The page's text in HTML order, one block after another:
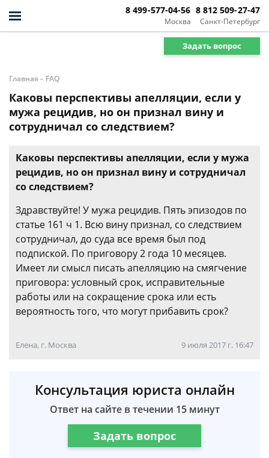
Москва
8 499-577-04-56
Санкт-Петербург
8 812 509-27-47
Задать вопрос
Главная - FAQ
Каковы перспективы апелляции, если у
мужа рецидив, но он признал вину и
сотрудничал со следствием?
Каковы перспективы апелляции, если у мужа
рецидив, но он признал вину и сотрудничал
со следствием?
Здравствуйте! У мужа рецидив. Пять эпизодов по
статье 161 ч 1. Всю вину признал, со следствием
сотрудничал, до суда все время был под
подпиской. По приговору 2 года 10 месяцев.
Имеет ли смысл писать апелляцию на смягчение
приговора: условный срок, исправительные
работы или на сокращение срока или есть
вероятность того, что могут прибавить срок?
Елена, г. Москва 9 июля 2017 г. 16:47
Консультация юриста онлайн
Ответ на сайте в течении 15 минут
Задать вопрос